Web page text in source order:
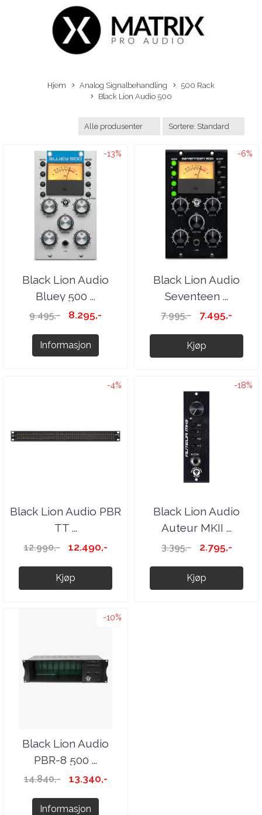
Hjem Analog Signalbehandling
500 Rack
Black Lion Audio 500
-13%
Black Lion Audio
Bluey 500 ...
9.495,- 8.295,-
Informasjon
-6%
Black Lion Audio
Seventeen ...
7.995,- 7.495,-
Kjøp
-4%
Black Lion Audio PBR
TT ...
12.990,- 12.490,-
Kjøp
-18%
Black Lion Audio
Auteur MKII ...
3.395,- 2.795,-
Kjøp
-10%
Black Lion Audio
PBR-8 500 ...
14.840,- 13.340,-
Informasjon